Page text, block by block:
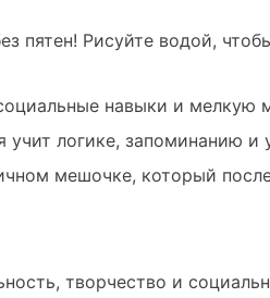
пятен! Рисуйте водой,
навыки и мелкую
учит логике, запоминанию и
мешочке, который
творчество и